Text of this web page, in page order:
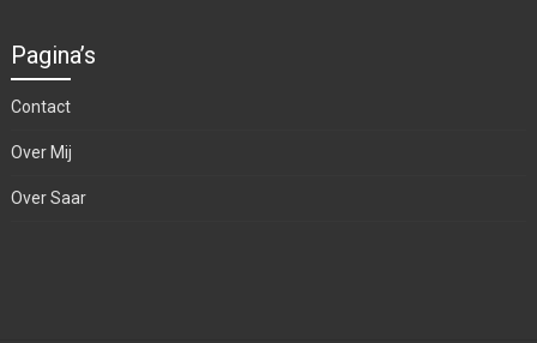
Pagina’s
Contact
Over Mij
Over Saar